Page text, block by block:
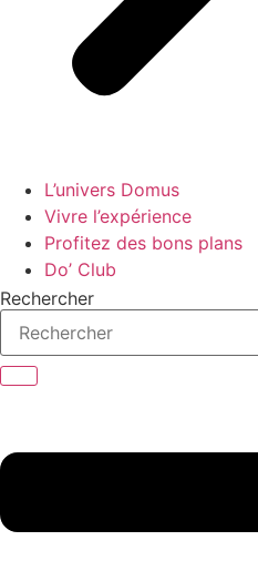
L’univers Domus
Vivre l’expérience
Profitez des bons plans
Do’ Club
Rechercher